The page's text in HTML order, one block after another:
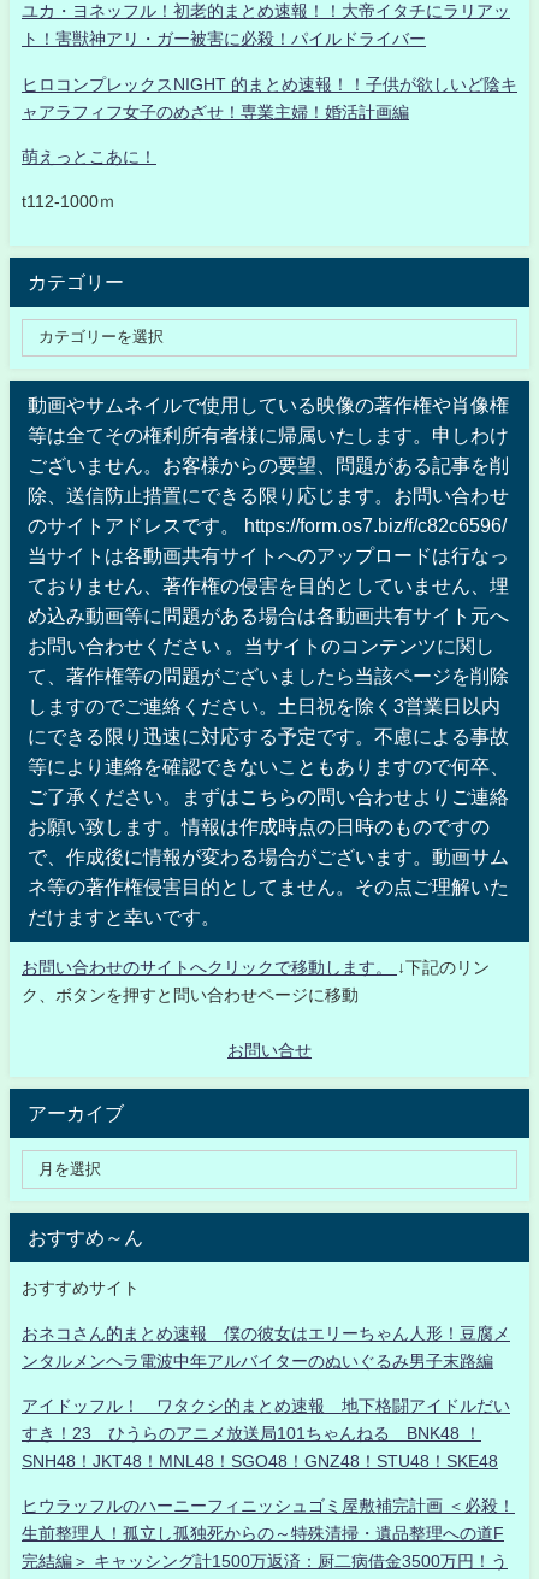
ユカ・ヨネッフル！初老的まとめ速報！！大帝イタチにラリアッ
ト！害獣神アリ・ガー被害に必殺！パイルドライバー
ヒロコンプレックスNIGHT 的まとめ速報！！子供が欲しいど陰キ
ャアラフィフ女子のめざせ！専業主婦！婚活計画編
萌えっとこあに！
t112-1000ｍ
カテゴリー
動画やサムネイルで使用している映像の著作権や肖像権
等は全てその権利所有者様に帰属いたします。申しわけ
ございません。お客様からの要望、問題がある記事を削
除、送信防止措置にできる限り応じます。お問い合わせ
のサイトアドレスです。 https://form.os7.biz/f/c82c6596/
当サイトは各動画共有サイトへのアップロードは行なっ
ておりません、著作権の侵害を目的としていません、埋
め込み動画等に問題がある場合は各動画共有サイト元へ
お問い合わせください 。当サイトのコンテンツに関し
て、著作権等の問題がございましたら当該ページを削除
しますのでご連絡ください。土日祝を除く3営業日以内
にできる限り迅速に対応する予定です。不慮による事故
等により連絡を確認できないこともありますので何卒、
ご了承ください。まずはこちらの問い合わせよりご連絡
お願い致します。情報は作成時点の日時のものですの
で、作成後に情報が変わる場合がございます。動画サム
ネ等の著作権侵害目的としてません。その点ご理解いた
だけますと幸いです。
お問い合わせのサイトへクリックで移動します。
↓下記のリン
ク、ボタンを押すと問い合わせページに移動
お問い合せ
アーカイブ
おすすめ～ん
おすすめサイト
おネコさん的まとめ速報 僕の彼女はエリーちゃん人形！豆腐メ
ンタルメンヘラ電波中年アルバイターのぬいぐるみ男子末路編
アイドッフル！ ワタクシ的まとめ速報 地下格闘アイドルだい
すき！23 ひうらのアニメ放送局101ちゃんねる BNK48 ！
SNH48！JKT48！MNL48！SGO48！GNZ48！STU48！SKE48
ヒウラッフルのハーニーフィニッシュゴミ屋敷補完計画 ＜必殺！
生前整理人！孤立し孤独死からの～特殊清掃・遺品整理への道F
完結編＞ キャッシング計1500万返済：厨二病借金3500万円！う